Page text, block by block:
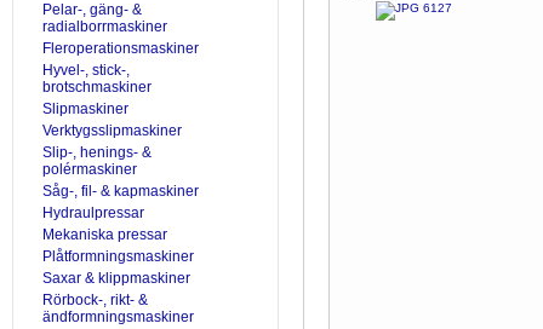
Pelar-, gäng- &
radialborrmaskiner
Fleroperationsmaskiner
Hyvel-, stick-,
brotschmaskiner
Slipmaskiner
Verktygsslipmaskiner
Slip-, henings- &
polérmaskiner
Såg-, fil- & kapmaskiner
Hydraulpressar
Mekaniska pressar
Plåtformningsmaskiner
Saxar & klippmaskiner
Rörbock-, rikt- &
ändformningsmaskiner